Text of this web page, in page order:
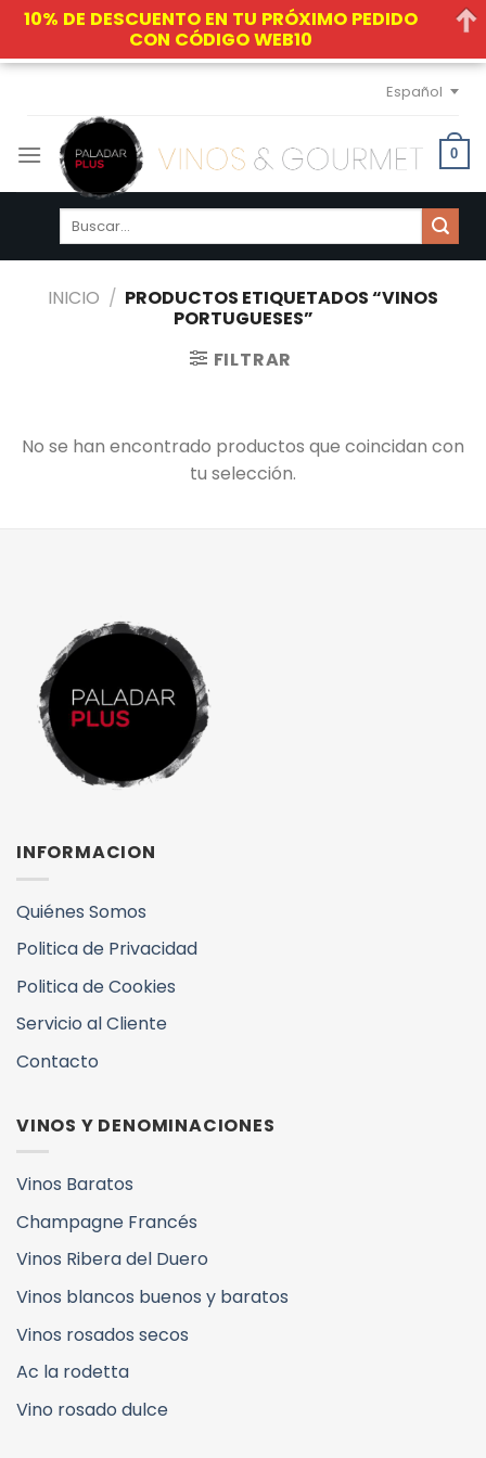
Skip
content
Español
0
Buscar
INICIO / PRODUCTOS ETIQUETADOS “VINOS
PORTUGUESES”
FILTRAR
No se han encontrado productos que coincidan con
tu selección.
INFORMACION
Quiénes Somos
Politica de Privacidad
Politica de Cookies
Servicio al Cliente
Contacto
VINOS Y DENOMINACIONES
Vinos Baratos
Champagne Francés
Vinos Ribera del Duero
Vinos blancos buenos y baratos
Vinos rosados secos
Ac la rodetta
Vino rosado dulce
10% DE DESCUENTO EN TU PRÓXIMO PEDIDO
CON CÓDIGO WEB10